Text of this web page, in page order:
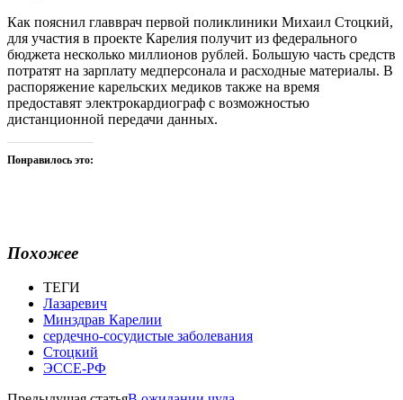
Как пояснил главврач первой поликлиники Михаил Стоцкий,
для участия в проекте Карелия получит из федерального
бюджета несколько миллионов рублей. Большую часть средств
потратят на зарплату медперсонала и расходные материалы. В
распоряжение карельских медиков также на время
предоставят электрокардиограф с возможностью
дистанционной передачи данных.
Понравилось это:
Похожее
ТЕГИ
Лазаревич
Минздрав Карелии
сердечно-сосудистые заболевания
Стоцкий
ЭССЕ-РФ